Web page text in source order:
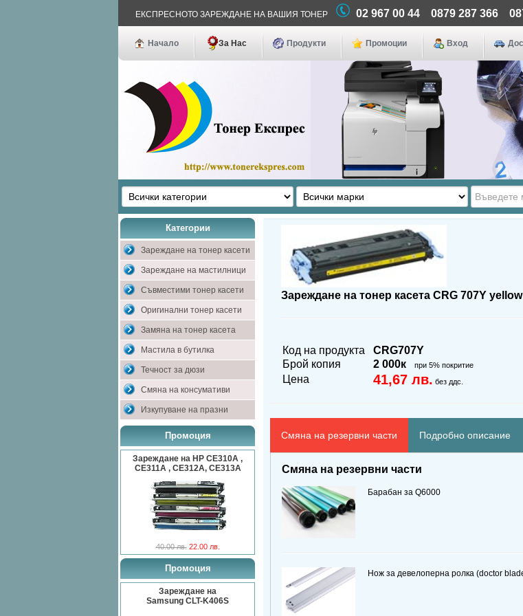
ЕКСПРЕСНОТО ЗАРЕЖДАНЕ НА ВАШИЯ ТОНЕР 02 967 00 44 0879 287 366
Начало За Нас Продукти Промоции Вход
Категории
Зареждане на тонер касети
Зареждане на мастилници
Съвместими тонер касети
Оригинални тонер касети
Замяна на тонер касета
Мастила в бутилка
Течност за дюзи
Смяна на консумативи
Изкупуване на празни
Промоция
Зареждане на HP CE310A ,
CE311A , CE312A, CE313A
40.00 лв. 22.00 лв.
Промоция
Зареждане на
Samsung CLT-K406S
Зареждане на тонер касета CRG 707Y yellow
Код на продукта
CRG707Y
Брой копия
2 000к при 5% покритие
Цена 41,67 лв. без ддс.
Смяна на резервни части Подробно описание
Смяна на резервни части
Барабан за Q6000
Нож за девелоперна ролка (doctor